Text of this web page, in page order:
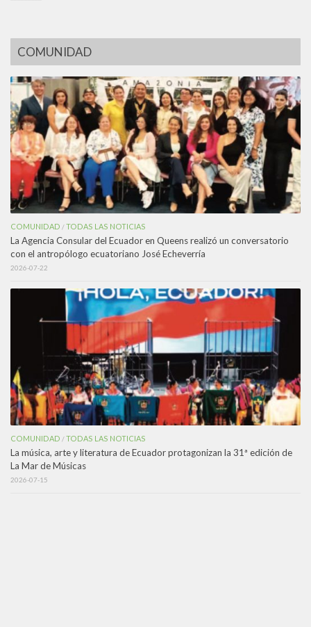
COMUNIDAD
COMUNIDAD /TODAS LAS NOTICIAS
La Agencia Consular del Ecuador en Queens realizó un conversatorio
con el antropólogo ecuatoriano José Echeverría
2026-07-22
COMUNIDAD /TODAS LAS NOTICIAS
La música, arte y literatura de Ecuador protagonizan la 31ª edición de
La Mar de Músicas
2026-07-15